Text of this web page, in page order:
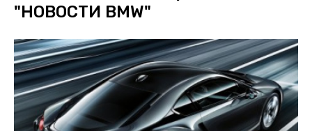
"НОВОСТИ BMW"